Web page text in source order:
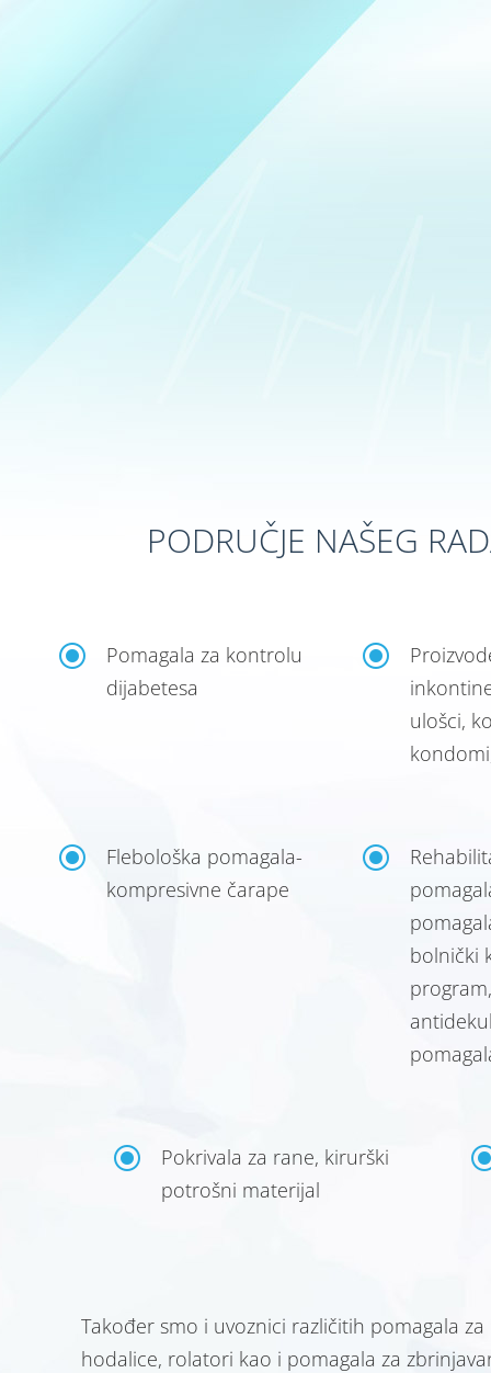
PODRUČJE NAŠEG
\
Pomagala za kontrolu
dijabetesa
\
ulošci,
\
Flebološka pomagala-
kompresivne čarape
\
bolnički
\
Pokrivala za rane, kirurški
potrošni materijal
Također smo i uvoznici različitih pomagala
hodalice, rolatori kao i pomagala za